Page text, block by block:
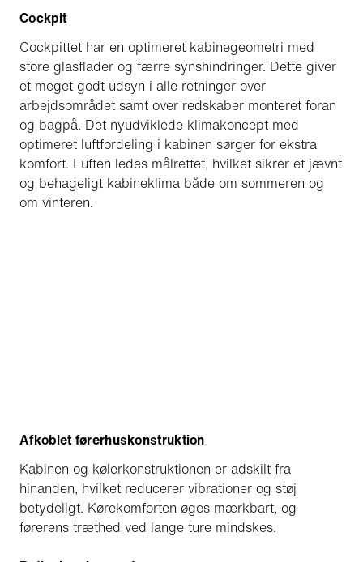
Cockpit
Cockpittet har en optimeret kabinegeometri med
store glasflader og færre synshindringer. Dette giver
et meget godt udsyn i alle retninger over
arbejdsområdet samt over redskaber monteret foran
og bagpå. Det nyudviklede klimakoncept med
optimeret luftfordeling i kabinen sørger for ekstra
komfort. Luften ledes målrettet, hvilket sikrer et jævnt
og behageligt kabineklima både om sommeren og
om vinteren.
Afkoblet førerhuskonstruktion
Kabinen og kølerkonstruktionen er adskilt fra
hinanden, hvilket reducerer vibrationer og støj
betydeligt. Kørekomforten øges mærkbart, og
førerens træthed ved lange ture mindskes.